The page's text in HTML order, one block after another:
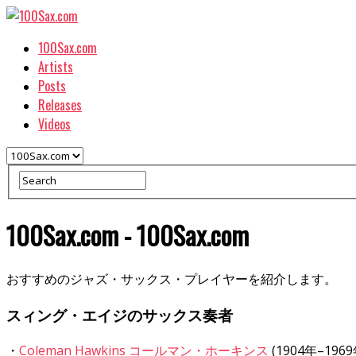
100Sax.com
Artists
Posts
Releases
Videos
100Sax.com - 100Sax.com
おすすめのジャズ・サックス・プレイヤーを紹介します。
スィング・エイジのサックス奏者
・ Coleman Hawkins コールマン・ホーキンス (1904年